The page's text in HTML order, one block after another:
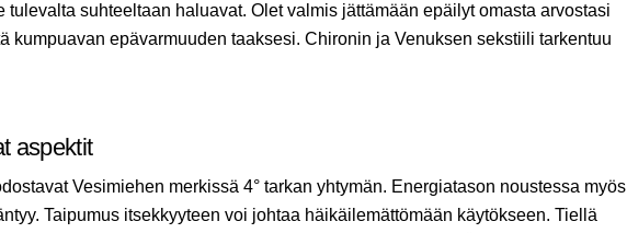
tulevalta suhteeltaan haluavat. Olet valmis jättämään epäilyt omasta arvostasi
kumpuavan epävarmuuden taaksesi. Chironin ja Venuksen sekstiili tarkentuu
aspektit
Vesimiehen merkissä 4° tarkan yhtymän. Energiatason noustessa myös
Taipumus itsekkyyteen voi johtaa häikäilemättömään käytökseen. Tiellä